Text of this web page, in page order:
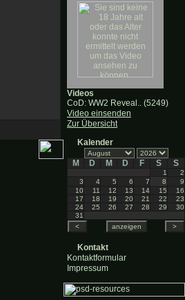
Videos
CoD: WW2 Reveal.. (5249)
Video einsenden
Zur Übersicht
Kalender
M D M D F S S
1
2
3
4 5 6 7 8
9
10
11 12 13 14 15
16
17
18 19 20 21 22
23
24
25 26 27 28 29
30
31
Kontakt
Kontaktformular
Impressum